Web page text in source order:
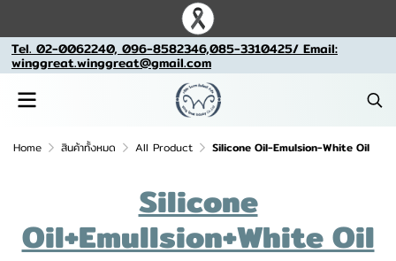
Tel. 02-0062240, 096-8582346,085-3310425/ Email:
winggreat.winggreat@gmail.com
Home สินค้าทั้งหมด All Product Silicone Oil-Emulsion-White Oil
Silicone
Oil+Emullsion+White Oil